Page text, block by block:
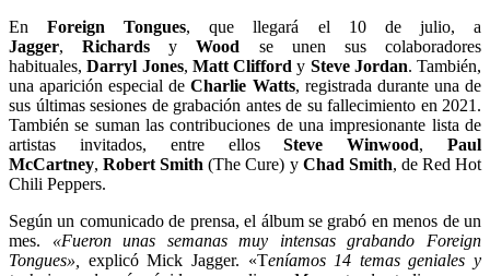
EnForeign Tongues, que llegará el 10 de julio, a
Jagger,Richards yWood se unen sus colaboradores
habituales,Darryl Jones, Matt Clifford y Steve Jordan. También,
una aparición especial deCharlie Watts, registrada durante una de
sus últimas sesiones de grabación antes de su fallecimiento en 2021.
También se suman las contribuciones de una impresionante lista de
artistas invitados, entre ellosSteve Winwood,Paul
McCartney,Robert Smith (The Cure) y Chad Smith, de Red Hot
Chili Peppers.
Según un comunicado de prensa, el álbum se grabó en menos de un
mes.
«Fueron unas semanas muy intensas grabando Foreign
Tongues»,
explicó Mick Jagger. «Teníamos 14 temas geniales y